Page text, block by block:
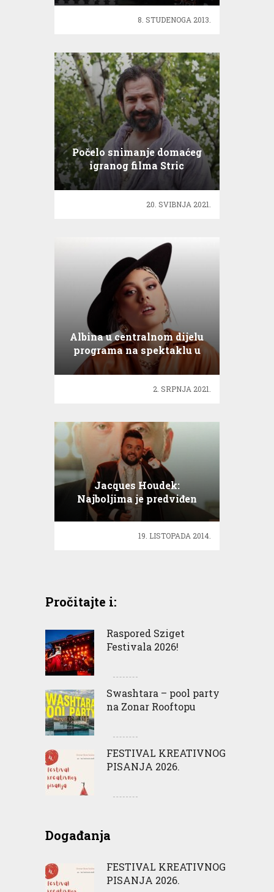
8. STUDENOGA 2013.
Počelo snimanje domaćeg
igranog filma Stric
20. SVIBNJA 2021.
Albina u centralnom dijelu
programa na spektaklu u
Petrinji
2. SRPNJA 2021.
Jacques Houdek:
Najboljima je predviđen
najteži put!
19. LISTOPADA 2014.
Pročitajte i:
Raspored Sziget
Festivala 2026!
Swashtara – pool party
na Zonar Rooftopu
FESTIVAL KREATIVNOG
PISANJA 2026.
Događanja
FESTIVAL KREATIVNOG
PISANJA 2026.